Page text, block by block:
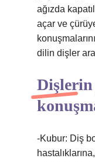
ağızda
açar ve
dilin dişler
Dişlerin
-Kubur: Diş